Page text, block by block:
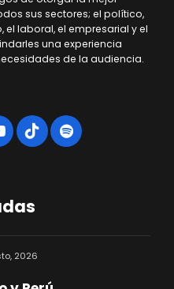
sus sectores; el político,
el laboral, el empresarial y el
una experiencia
de la audiencia.
2026